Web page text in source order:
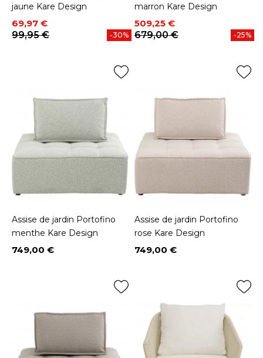
jaune Kare Design
Prix
69,97 €
Prix de base
99,95 €
-30%
marron Kare Design
Prix
509,25 €
Prix de base
679,00 €
-25%
Assise de jardin Portofino
menthe Kare Design
Prix
749,00 €
Assise de jardin Portofino
rose Kare Design
Prix
749,00 €